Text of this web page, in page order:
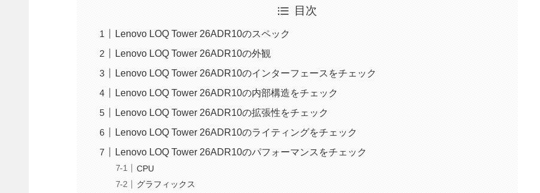
目次
Lenovo LOQ Tower 26ADR10のスペック
Lenovo LOQ Tower 26ADR10の外観
Lenovo LOQ Tower 26ADR10のインターフェースをチェック
Lenovo LOQ Tower 26ADR10の内部構造をチェック
Lenovo LOQ Tower 26ADR10の拡張性をチェック
Lenovo LOQ Tower 26ADR10のライティングをチェック
Lenovo LOQ Tower 26ADR10のパフォーマンスをチェック
CPU
グラフィックス